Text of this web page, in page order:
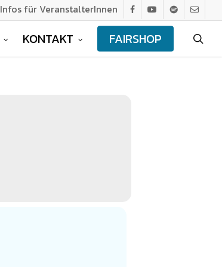
facebook
youtubespotifyemail
Infos für VeranstalterInnen
KONTAKT FAIRSHOP